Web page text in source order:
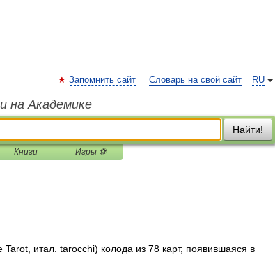
RU
Запомнить сайт Словарь на свой сайт
на Академике
Найти!
Книги Игры ⚽
итал. tarocchi) колода из 78 карт, появившаяся в